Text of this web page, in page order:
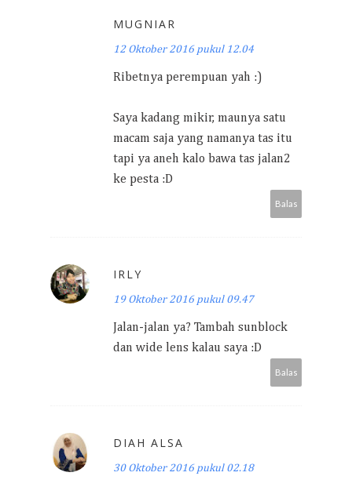
MUGNIAR
12 Oktober 2016 pukul 12.04
Ribetnya perempuan yah :)
Saya kadang mikir, maunya satu
macam saja yang namanya tas itu
tapi ya aneh kalo bawa tas jalan2
ke pesta :D
Balas
IRLY
19 Oktober 2016 pukul 09.47
Jalan-jalan ya? Tambah sunblock
dan wide lens kalau saya :D
Balas
DIAH ALSA
30 Oktober 2016 pukul 02.18